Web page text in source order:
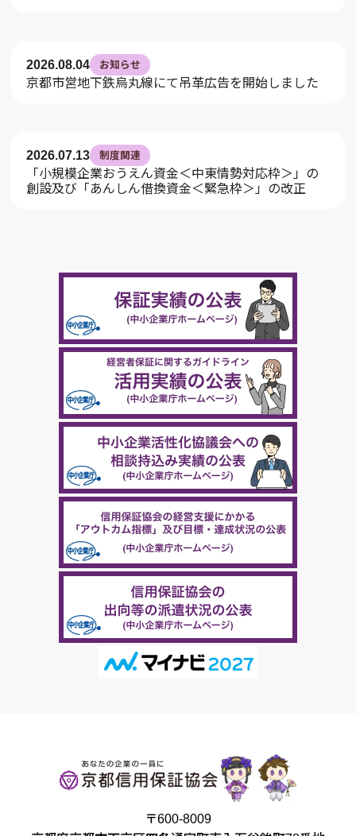
2026.08.04 お知らせ
京都市営地下鉄烏丸線にて吊革広告を開始しました
2026.07.13 制度関連
「小規模企業おうえん資金＜中東情勢対応枠＞」の
創設及び「あんしん借換資金＜緊急枠＞」の改正
〒600-8009